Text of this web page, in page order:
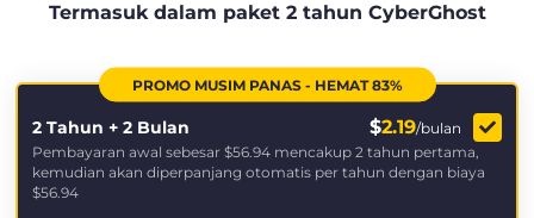
Termasuk dalam paket 2 tahun CyberGhost
PROMO MUSIM PANAS - HEMAT 83%
2 Tahun + 2 Bulan $2.19/bulan
Pembayaran awal sebesar $56.94 mencakup 2 tahun pertama,
kemudian akan diperpanjang otomatis per tahun dengan biaya
$56.94